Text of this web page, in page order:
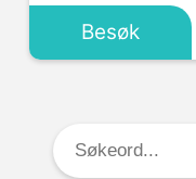
Besøk
Søkeord: